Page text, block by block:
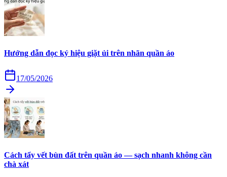
Hướng dẫn đọc ký hiệu giặt ủi trên nhãn quần áo
17/05/2026
Cách tẩy vết bùn đất trên quần áo — sạch nhanh không cần
chà xát